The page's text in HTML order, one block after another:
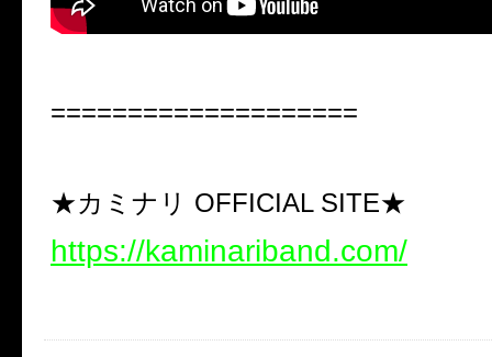
====================
★カミナリ OFFICIAL SITE★
https://kaminariband.com/